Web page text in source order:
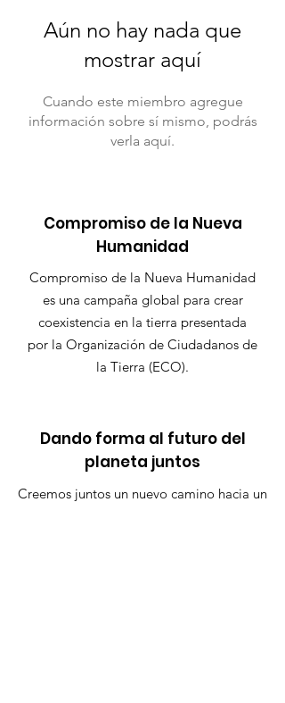
Aún no hay nada que
mostrar aquí
Cuando este miembro agregue
información sobre sí mismo, podrás
verla aquí.
Compromiso de la Nueva
Humanidad
Compromiso de la Nueva Humanidad
es una campaña global para crear
coexistencia en la tierra presentada
por la Organización de Ciudadanos de
la Tierra (ECO).
Dando forma al futuro del
planeta juntos
Creemos juntos un nuevo camino hacia un